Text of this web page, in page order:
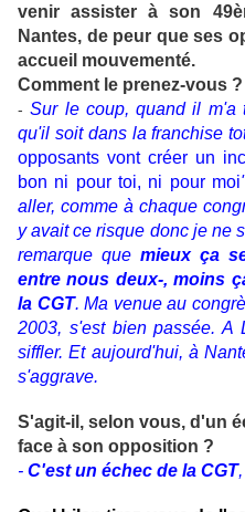
venir assister à son
Nantes, de peur que ses
accueil mouvementé.
Comment le prenez-vous ?
-Sur le coup, quand il m'a
qu'il soit dans la franchise
opposants vont créer un
bon ni pour toi, ni pour moi
aller, comme à chaque
y avait ce risque donc je ne
remarque que mieux ça
entre nous deux-, moins
la CGT. Ma venue au
2003, s'est bien passée.
siffler. Et aujourd'hui, à
s'aggrave.
S'agit-il, selon vous, d'un
face à son opposition ?
- C'est un échec de la CGT